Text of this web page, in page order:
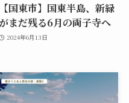
【国東市】国東半島、新緑
がまだ残る6月の両子寺へ
2024年6月13日